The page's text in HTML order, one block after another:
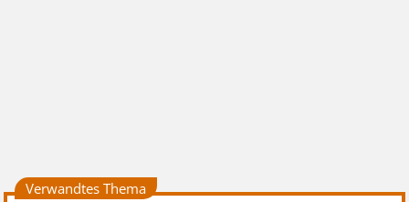
Verwandtes Thema